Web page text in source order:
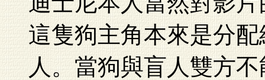
這隻狗主角本來是分
人。當狗與盲人雙方